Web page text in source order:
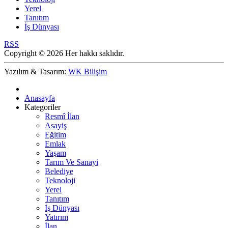
Yerel
Tanıtım
İş Dünyası
RSS
Copyright © 2026 Her hakkı saklıdır.
Yazılım & Tasarım: WK Bilişim
Anasayfa
Kategoriler
Resmî İlan
Asayiş
Eğitim
Emlak
Yaşam
Tarım Ve Sanayi
Belediye
Teknoloji
Yerel
Tanıtım
İş Dünyası
Yatırım